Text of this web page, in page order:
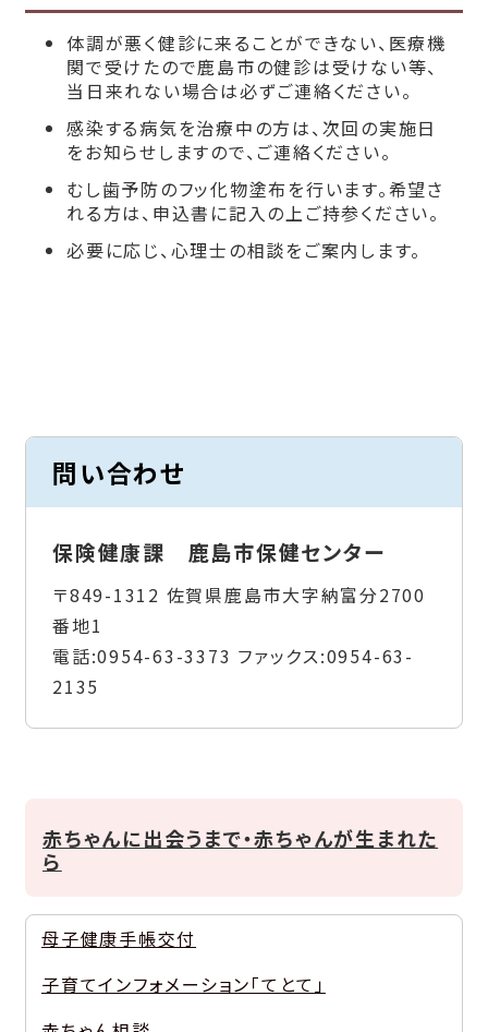
体調が悪く健診に来ることができない、医療機
関で受けたので鹿島市の健診は受けない等、
当日来れない場合は必ずご連絡ください。
感染する病気を治療中の方は、次回の実施日
をお知らせしますので、ご連絡ください。
むし歯予防のフッ化物塗布を行います。希望さ
れる方は、申込書に記入の上ご持参ください。
必要に応じ、心理士の相談をご案内します。
問い合わせ
保険健康課 鹿島市保健センター
〒849-1312 佐賀県鹿島市大字納富分2700
番地1
電話:0954-63-3373 ファックス:0954-63-
2135
赤ちゃんに出会うまで・赤ちゃんが生まれた
ら
母子健康手帳交付
子育てインフォメーション「てとて」